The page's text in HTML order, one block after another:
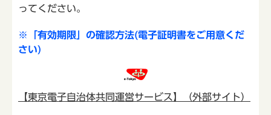
ってください。
※「有効期限」の確認方法(電子証明書をご用意くだ
さい)
【東京電子自治体共同運営サービス】（外部サイト）